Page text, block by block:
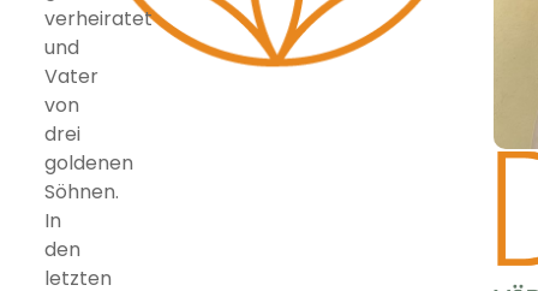
verheiratet
und
Vater
von
drei
goldenen
Söhnen.
In
den
letzten